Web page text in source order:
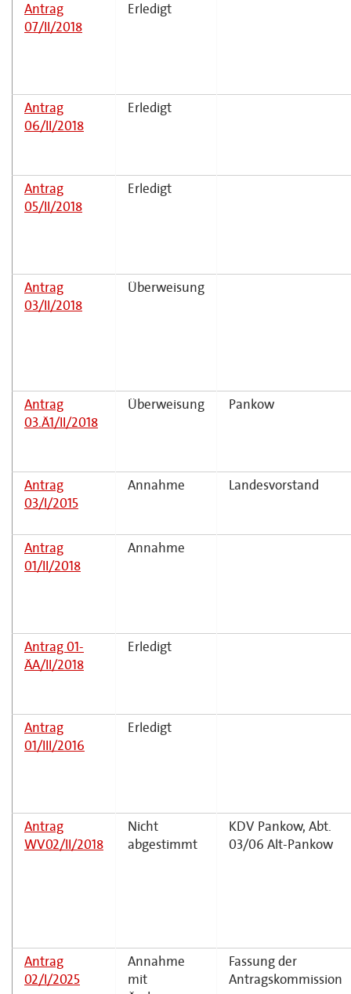
Antrag
07/II/2018
Erledigt
Antrag
06/II/2018
Erledigt
Antrag
05/II/2018
Erledigt
Antrag
03/II/2018
Überweisung
Antrag
03.Ä1/II/2018
Überweisung Pankow
Antrag
03/I/2015
Annahme Landesvorstand
Antrag
01/II/2018
Annahme
Antrag 01-
ÄA/II/2018
Erledigt
Antrag
01/III/2016
Erledigt
Antrag
WV02/II/2018
Nicht
abgestimmt
KDV Pankow, Abt.
03/06 Alt-Pankow
Antrag
02/I/2025
Annahme
mit
Fassung der
Antragskommission